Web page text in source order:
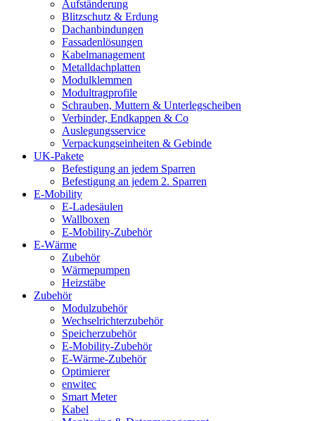
Aufständerung
Blitzschutz & Erdung
Dachanbindungen
Fassadenlösungen
Kabelmanagement
Metalldachplatten
Modulklemmen
Modultragprofile
Schrauben, Muttern & Unterlegscheiben
Verbinder, Endkappen & Co
Auslegungsservice
Verpackungseinheiten & Gebinde
UK-Pakete
Befestigung an jedem Sparren
Befestigung an jedem 2. Sparren
E-Mobility
E-Ladesäulen
Wallboxen
E-Mobility-Zubehör
E-Wärme
Zubehör
Wärmepumpen
Heizstäbe
Zubehör
Modulzubehör
Wechselrichterzubehör
Speicherzubehör
E-Mobility-Zubehör
E-Wärme-Zubehör
Optimierer
enwitec
Smart Meter
Kabel